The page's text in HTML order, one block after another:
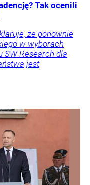
Tak ocenili
że ponownie
w wyborach
SW Research dla
jest